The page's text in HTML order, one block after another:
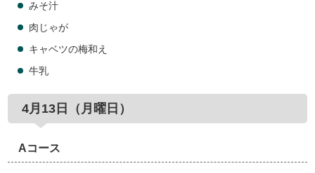
みそ汁
肉じゃが
キャベツの梅和え
牛乳
4月13日（月曜日）
Aコース